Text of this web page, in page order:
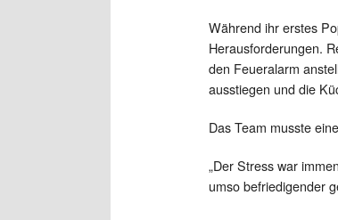
Während ihr erstes
Herausforderungen.
den Feueralarm
ausstiegen und die
Das Team musste
„Der Stress war
umso befriedigender